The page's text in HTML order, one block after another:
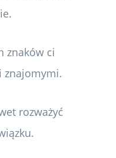
znaków ci
znajomymi.
rozważyć